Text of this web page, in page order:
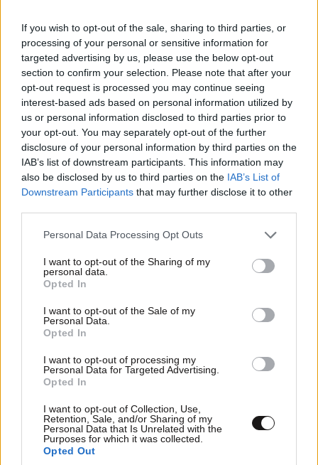
If you wish to opt-out of the sale, sharing to third parties, or
processing of your personal or sensitive information for
targeted advertising by us, please use the below opt-out
section to confirm your selection. Please note that after your
opt-out request is processed you may continue seeing
interest-based ads based on personal information utilized by
us or personal information disclosed to third parties prior to
your opt-out. You may separately opt-out of the further
disclosure of your personal information by third parties on the
IAB’s list of downstream participants. This information may
also be disclosed by us to third parties on the IAB’s List of
Downstream Participants that may further disclose it to other
Please note that this website/app uses one or more Google
not limited to your visit or usage behaviour. You may click to
grant or deny consent to Google and its third-party tags to
use your data for below specified purposes in below Google
consent section.
Personal Data Processing Opt Outs
I want to opt-out of the Sharing of my
personal data.
Opted In
I want to opt-out of the Sale of my
Personal Data.
Opted In
I want to opt-out of processing my
Personal Data for Targeted Advertising.
Opted In
I want to opt-out of Collection, Use,
Retention, Sale, and/or Sharing of my
Personal Data that Is Unrelated with the
Purposes for which it was collected.
Opted Out
TRENDING
LIFESTYLE08·08·2026 09:01
σχέση που θυμίζει σενάριο ταινίας και μετρά
πάνω από τέσσερα χρόνια